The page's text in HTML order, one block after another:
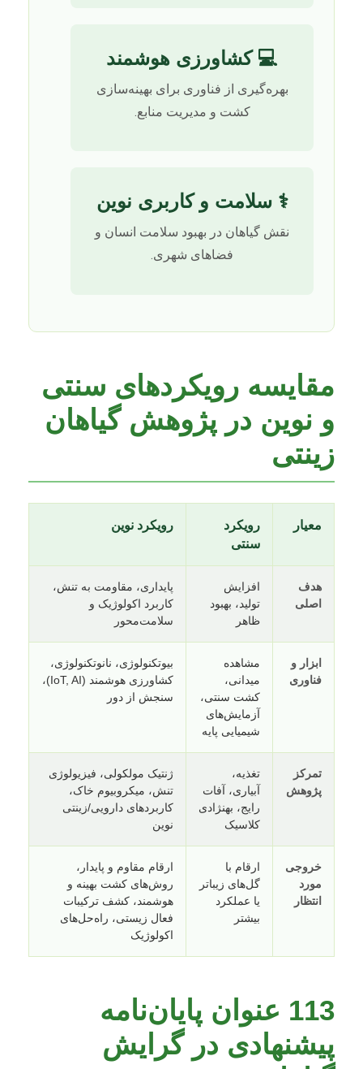
💻 کشاورزی هوشمند
بهره‌گیری از فناوری برای بهینه‌سازی
کشت و مدیریت منابع.
⚕️ سلامت و کاربری نوین
نقش گیاهان در بهبود سلامت انسان و
فضاهای شهری.
مقایسه رویکردهای سنتی
و نوین در پژوهش گیاهان
زینتی
معیار
رویکرد
سنتی
رویکرد نوین
هدف
اصلی
افزایش
تولید، بهبود
ظاهر
پایداری، مقاومت به تنش،
کاربرد اکولوژیک و
سلامت‌محور
ابزار و
فناوری
مشاهده
میدانی،
کشت سنتی،
آزمایش‌های
شیمیایی پایه
بیوتکنولوژی، نانوتکنولوژی،
کشاورزی هوشمند (IoT, AI)،
سنجش از دور
تمرکز
پژوهش
تغذیه،
آبیاری، آفات
رایج، بهنژادی
کلاسیک
ژنتیک مولکولی، فیزیولوژی
تنش، میکروبیوم خاک،
کاربردهای دارویی/زینتی
نوین
خروجی
مورد
انتظار
ارقام با
گل‌های زیباتر
یا عملکرد
بیشتر
ارقام مقاوم و پایدار،
روش‌های کشت بهینه و
هوشمند، کشف ترکیبات
فعال زیستی، راه‌حل‌های
اکولوژیک
113 عنوان پایان‌نامه
پیشنهادی در گرایش